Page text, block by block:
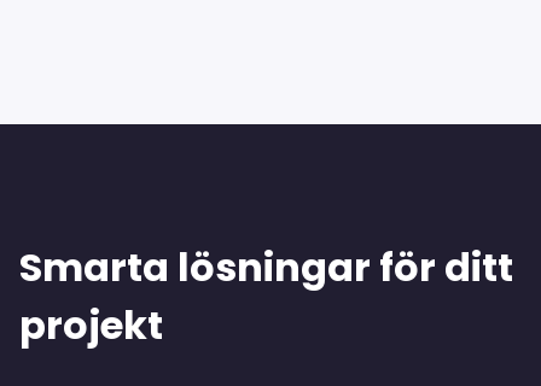
Smarta lösningar för ditt
projekt